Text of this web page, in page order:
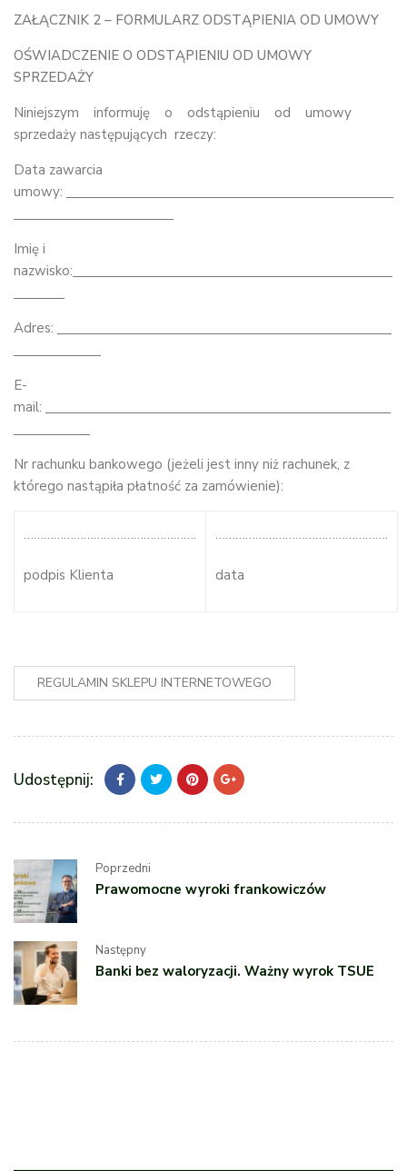
ZAŁĄCZNIK 2 – FORMULARZ ODSTĄPIENIA OD UMOWY
OŚWIADCZENIE O ODSTĄPIENIU OD UMOWY
SPRZEDAŻY
Niniejszym informuję o odstąpieniu od umowy
sprzedaży następujących rzeczy:
Data zawarcia
umowy:
Imię i
nazwisko:
Adres:
E-
mail:
Nr rachunku bankowego (jeżeli jest inny niż rachunek, z
którego nastąpiła płatność za zamówienie):
…………………………………………….
podpis Klienta
…………………………………………….
data
REGULAMIN SKLEPU INTERNETOWEGO
Udostępnij:
Poprzedni
Prawomocne wyroki frankowiczów
Następny
Banki bez waloryzacji. Ważny wyrok TSUE